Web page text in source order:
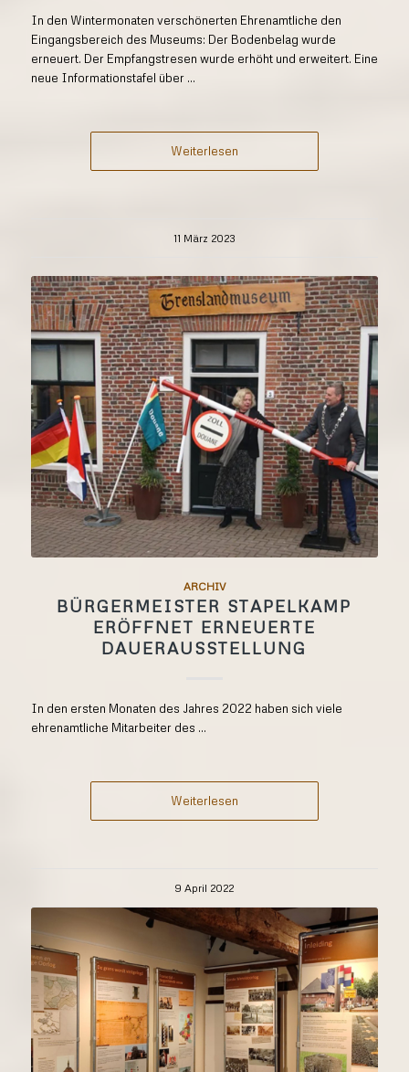
In den Wintermonaten verschönerten Ehrenamtliche den
Eingangsbereich des Museums: Der Bodenbelag wurde
erneuert. Der Empfangstresen wurde erhöht und erweitert. Eine
neue Informationstafel über ...
Weiterlesen
11 März 2023
ARCHIV
BÜRGERMEISTER STAPELKAMP
ERÖFFNET ERNEUERTE
DAUERAUSSTELLUNG
In den ersten Monaten des Jahres 2022 haben sich viele
ehrenamtliche Mitarbeiter des ...
Weiterlesen
9 April 2022